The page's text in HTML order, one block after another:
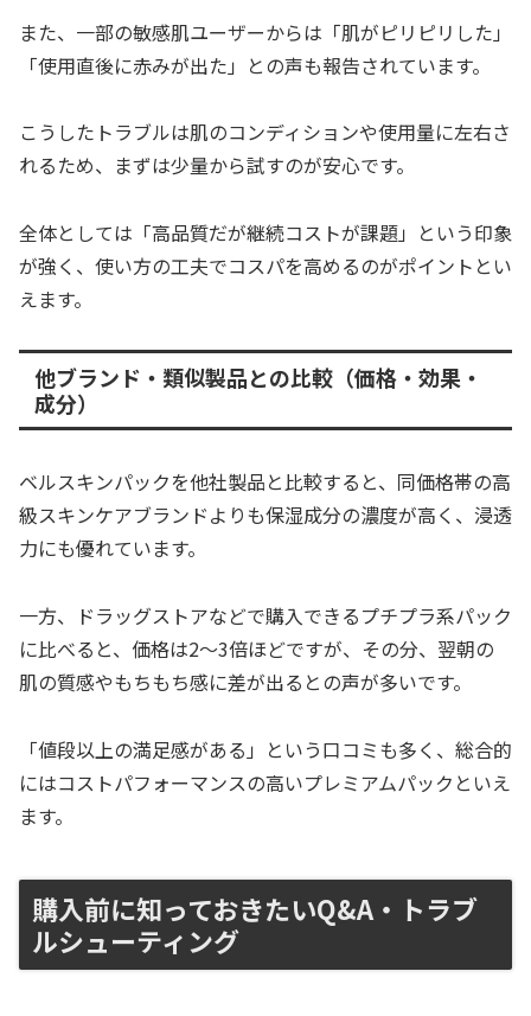
また、一部の敏感肌ユーザーからは「肌がピリピリした」
「使用直後に赤みが出た」との声も報告されています。
こうしたトラブルは肌のコンディションや使用量に左右さ
れるため、まずは少量から試すのが安心です。
全体としては「高品質だが継続コストが課題」という印象
が強く、使い方の工夫でコスパを高めるのがポイントとい
えます。
他ブランド・類似製品との比較（価格・効果・
成分）
ベルスキンパックを他社製品と比較すると、同価格帯の高
級スキンケアブランドよりも保湿成分の濃度が高く、浸透
力にも優れています。
一方、ドラッグストアなどで購入できるプチプラ系パック
に比べると、価格は2〜3倍ほどですが、その分、翌朝の
肌の質感やもちもち感に差が出るとの声が多いです。
「値段以上の満足感がある」という口コミも多く、総合的
にはコストパフォーマンスの高いプレミアムパックといえ
ます。
購入前に知っておきたいQ&A・トラブ
ルシューティング